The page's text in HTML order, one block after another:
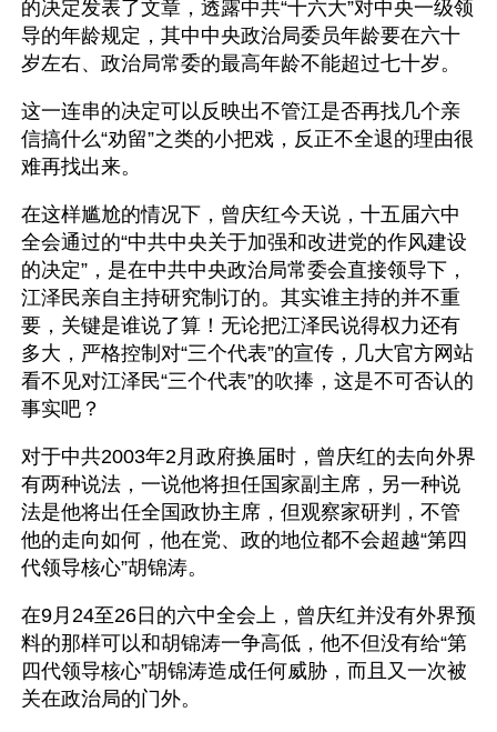
的决定发表了文章，透露中共“十六大”对中央一级领
导的年龄规定，其中中央政治局委员年龄要在六十
岁左右、政治局常委的最高年龄不能超过七十岁。
这一连串的决定可以反映出不管江是否再找几个亲
信搞什么“劝留”之类的小把戏，反正不全退的理由很
难再找出来。
在这样尴尬的情况下，曾庆红今天说，十五届六中
全会通过的“中共中央关于加强和改进党的作风建设
的决定”，是在中共中央政治局常委会直接领导下，
江泽民亲自主持研究制订的。其实谁主持的并不重
要，关键是谁说了算！无论把江泽民说得权力还有
多大，严格控制对“三个代表”的宣传，几大官方网站
看不见对江泽民“三个代表”的吹捧，这是不可否认的
事实吧？
对于中共2003年2月政府换届时，曾庆红的去向外界
有两种说法，一说他将担任国家副主席，另一种说
法是他将出任全国政协主席，但观察家研判，不管
他的走向如何，他在党、政的地位都不会超越“第四
代领导核心”胡锦涛。
在9月24至26日的六中全会上，曾庆红并没有外界预
料的那样可以和胡锦涛一争高低，他不但没有给“第
四代领导核心”胡锦涛造成任何威胁，而且又一次被
关在政治局的门外。